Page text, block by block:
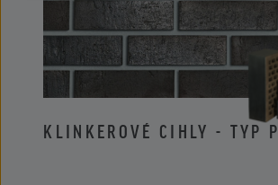
KLINKEROVÉ CIHLY - TYP P